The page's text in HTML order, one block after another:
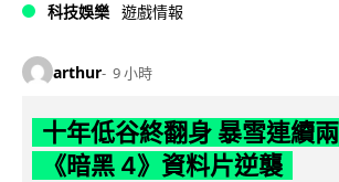
科技娛樂 遊戲情報
arthur 9 小時
十年低谷終翻身 暴雪連續
《暗黑 4》資料片逆襲